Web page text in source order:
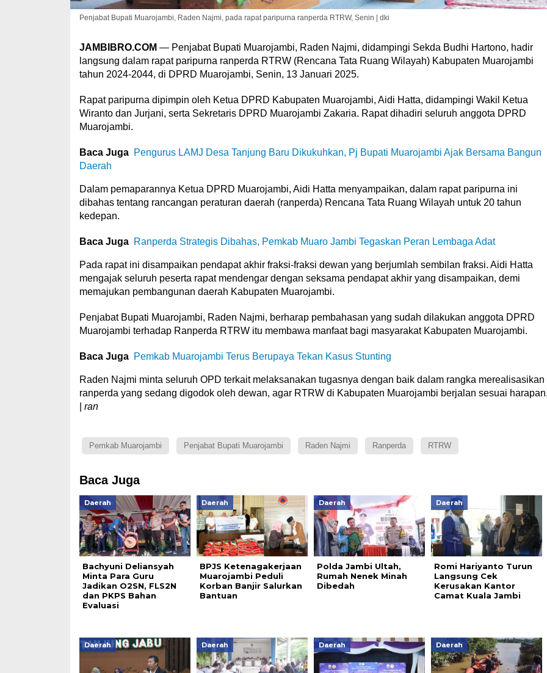
Penjabat Bupati Muarojambi, Raden Najmi, pada rapat paripurna ranperda RTRW, Senin | dki
JAMBIBRO.COM — Penjabat Bupati Muarojambi, Raden Najmi, didampingi Sekda Budhi Hartono, hadir
langsung dalam rapat paripurna ranperda RTRW (Rencana Tata Ruang Wilayah) Kabupaten Muarojambi
tahun 2024-2044, di DPRD Muarojambi, Senin, 13 Januari 2025.
Rapat paripurna dipimpin oleh Ketua DPRD Kabupaten Muarojambi, Aidi Hatta, didampingi Wakil Ketua
Wiranto dan Jurjani, serta Sekretaris DPRD Muarojambi Zakaria. Rapat dihadiri seluruh anggota DPRD
Muarojambi.
Baca Juga
Pengurus LAMJ Desa Tanjung Baru Dikukuhkan, Pj Bupati Muarojambi Ajak Bersama Bangun
Daerah
Dalam pemaparannya Ketua DPRD Muarojambi, Aidi Hatta menyampaikan, dalam rapat paripurna ini
dibahas tentang rancangan peraturan daerah (ranperda) Rencana Tata Ruang Wilayah untuk 20 tahun
kedepan.
Baca Juga Ranperda Strategis Dibahas, Pemkab Muaro Jambi Tegaskan Peran Lembaga Adat
Pada rapat ini disampaikan pendapat akhir fraksi-fraksi dewan yang berjumlah sembilan fraksi. Aidi Hatta
mengajak seluruh peserta rapat mendengar dengan seksama pendapat akhir yang disampaikan, demi
memajukan pembangunan daerah Kabupaten Muarojambi.
Penjabat Bupati Muarojambi, Raden Najmi, berharap pembahasan yang sudah dilakukan anggota DPRD
Muarojambi terhadap Ranperda RTRW itu membawa manfaat bagi masyarakat Kabupaten Muarojambi.
Baca Juga Pemkab Muarojambi Terus Berupaya Tekan Kasus Stunting
Raden Najmi minta seluruh OPD terkait melaksanakan tugasnya dengan baik dalam rangka merealisasikan
ranperda yang sedang digodok oleh dewan, agar RTRW di Kabupaten Muarojambi berjalan sesuai
ran
Pemkab Muarojambi Penjabat Bupati Muarojambi Raden Najmi Ranperda RTRW
Baca Juga
Daerah
Bachyuni Deliansyah
Minta Para Guru
Jadikan O2SN, FLS2N
dan PKPS Bahan
Evaluasi
Daerah
BPJS Ketenagakerjaan
Muarojambi Peduli
Korban Banjir Salurkan
Bantuan
Daerah
Polda Jambi Ultah,
Rumah Nenek Minah
Dibedah
Daerah
Romi Hariyanto Turun
Langsung Cek
Kerusakan Kantor
Camat Kuala Jambi
Daerah Daerah Daerah Daerah